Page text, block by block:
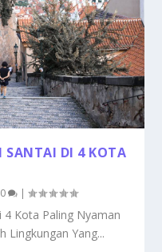
SANTAI DI 4 KOTA
0 |
4 Kota Paling Nyaman
Lingkungan Yang...